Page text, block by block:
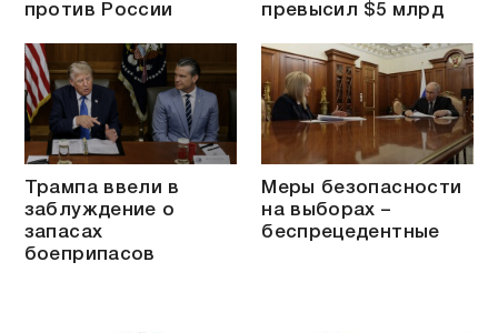
против России
превысил $5 млрд
Трампа ввели в
заблуждение о
запасах
боеприпасов
Меры безопасности
на выборах –
беспрецедентные